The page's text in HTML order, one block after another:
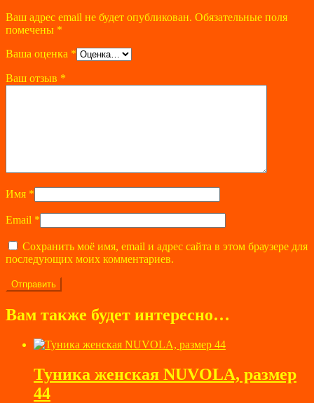
Ваш адрес email не будет опубликован. Обязательные поля
помечены *
Ваша оценка *
Ваш отзыв *
Имя *
Email *
Сохранить моё имя, email и адрес сайта в этом браузере для
последующих моих комментариев.
Вам также будет интересно…
Туника женская NUVOLA, размер
44